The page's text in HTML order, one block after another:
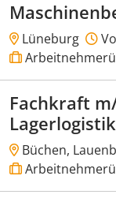
Lüneburg
Fachkraft
Lagerlogistik
Büchen,